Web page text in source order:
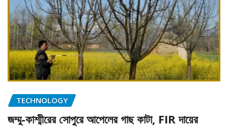
TECHNOLOGY
জম্মু-কাশ্মীরের সোপুরে আপেলের গাছ কাটা, FIR দায়ের